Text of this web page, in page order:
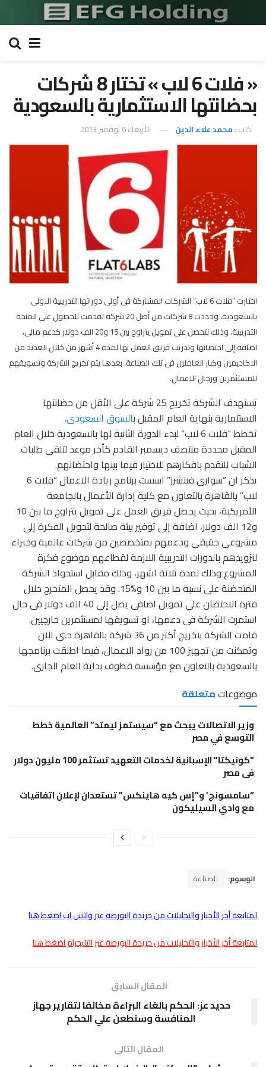
« فلات 6 لاب » تختار 8 شركات
بحضانتها الاستثمارية بالسعودية
كتب : محمد علاء الدين الأربعاء 6 نوفمبر 2013
اختارت “فلات 6 لاب” الشركات المشاركة فى أولى دوراتها التدريبية الاولى
بالسعودية، وحددت 8 شركات من أصل 20 شركة تقدمت للحصول على المنحة
التدريبية، وذلك لتحصل على تمويل يتراوح بين 15 و20 الف دولار كدعم مالى،
اضافة إلى احتضانها وتدريب فريق العمل بها لمدة 4 أشهر من خلال العديد من
الاكاديمين وكبار العاملين فى تلك الصناعة، بعدها يتم تخريج الشركة وتسويقهم
للمستثمرين ورجال الاعمال.
تستهدف الشركة تخريج 25 شركة على الأقل من حضانتها
الاستثمارية بنهاية العام المقبل بالسوق السعودى.
تخطط “فلات 6 لاب” لبدء الدورة الثانية لها بالسعودية خلال العام
المقبل محددة منتصف ديسمبر القادم كأخر موعد لتلقى طلبات
الشباب للتقدم بافكارهم للاختيار فيما بينها واحتضانهم.
يذكر ان “سوارى فينشرز” اسست برنامج ريادة الاعمال “فلات 6
لاب” بالقاهرة بالتعاون مع كلية إدارة الأعمال بالجامعة
الأمريكية، بحيث يحصل فريق العمل على تمويل يتراوح ما بين 10
و12 الف دولار، اضافة إلى توفير بيئة صالحة لتحويل الفكرة إلى
مشروعى حقيقى ودعمهم بمتخصصين من شركات عالمية وخبراء
لتزويدهم بالدورات التدريبية اللازمة لقطاعهم موضوع فكرة
المشروع وذلك لمدة ثلاثة اشهر، وذلك مقابل استحواذ الشركة
المتحضنة على نسبة ما بين 10 و%15. وقد يحصل المتخرج خلال
فترة الاحتضان على تمويل اضافى يصل إلى 40 الف دولار فى حال
استمرت الشركة فى دعمها، او تسويقها لمستثمرين خارجيين.
قامت الشركة بتخريج أكثر من 36 شركة بالقاهرة حتى الآن
وتمكنت من تجهيز 100 من رواد الاعمال، فيما اطلقت برنامجها
بالسعودية بالتعاون مع مؤسسة قطوف بداية العام الجارى.
موضوعاتمتعلقة
وزير الاتصالات يبحث مع “سيستمز ليمتد” العالمية خطط
التوسع في مصر
“كونيكتا” الإسبانية لخدمات التعهيد تستثمر 100 مليون دولار
فى مصر
“سامسونج’ و”إس كيه هاينكس” تستعدان لإعلان اتفاقيات
مع وادي السيليكون
الوسوم: الصناعة
لمتابعة أخر الأخبار والتحليلات من جريدة البورصة عبر واتس اب اضغط هنا
لمتابعة أخر الأخبار والتحليلات من جريدة البورصة عبر التليجرام اضغط هنا
المقال السابق
حديد عز: الحكم بالغاء البراءة مخالفا لتقارير جهاز
المنافسة وسنطعن علي الحكم
المقال التالى